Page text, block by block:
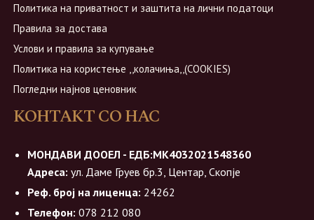
Политика на приватност и заштита на лични податоци
Правила за достава
Услови и правила за купување
Политика на користење ,,колачиња,,(COOKIES)
Погледни најнов ценовник
КОНТАКТ СО НАС
МОНДАВИ ДООЕЛ - ЕДБ:МК4032021548360
Адреса: ул. Даме Груев бр.3, Центар, Скопје
Реф. број на лиценца: 24262
Телефон: 078 212 080